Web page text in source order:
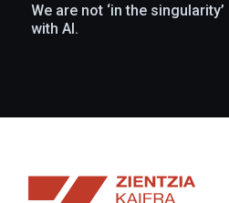
We are not ‘in the singularity’
with AI.
Zientzia
Kaiera